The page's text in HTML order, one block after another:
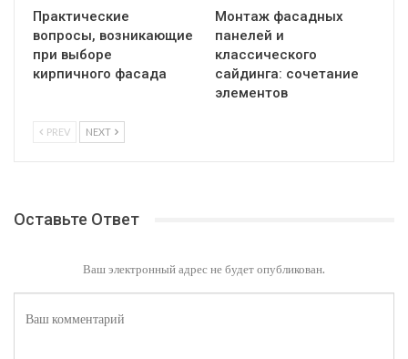
Практические
вопросы, возникающие
при выборе
кирпичного фасада
Монтаж фасадных
панелей и
классического
сайдинга: сочетание
элементов
PREV NEXT
Оставьте Ответ
Ваш электронный адрес не будет опубликован.